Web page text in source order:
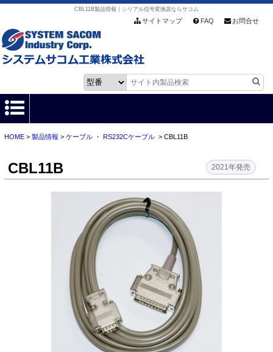
CBL11B製品情報｜シリアル信号変換器ならサコム
サイトマップ FAQ お問合せ
HOME
各種ダウンロード
お客様サポート
お問い合わせ
HOME> 製品情報 > ケーブル・ RS232Cケーブル> CBL11B
CBL11B 2021年発売